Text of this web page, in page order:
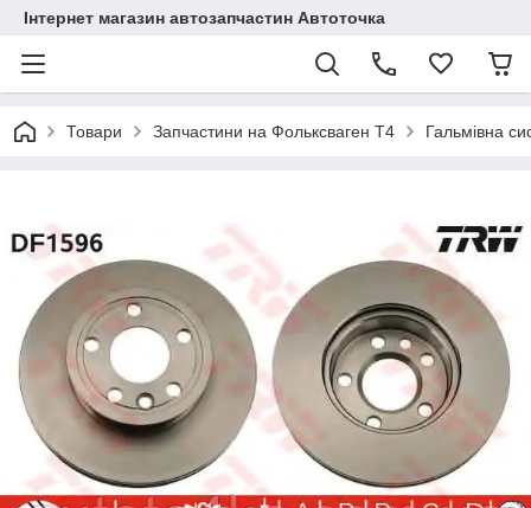
Інтернет магазин автозапчастин Автоточка
Товари Запчастини на Фольксваген Т4 Гальмівна